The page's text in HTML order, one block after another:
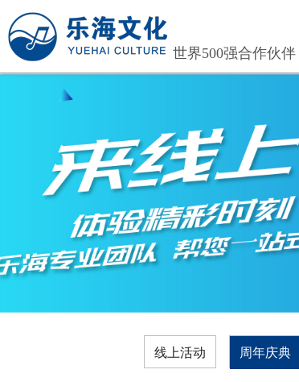
世界500强合作伙伴
线上活动 周年庆典